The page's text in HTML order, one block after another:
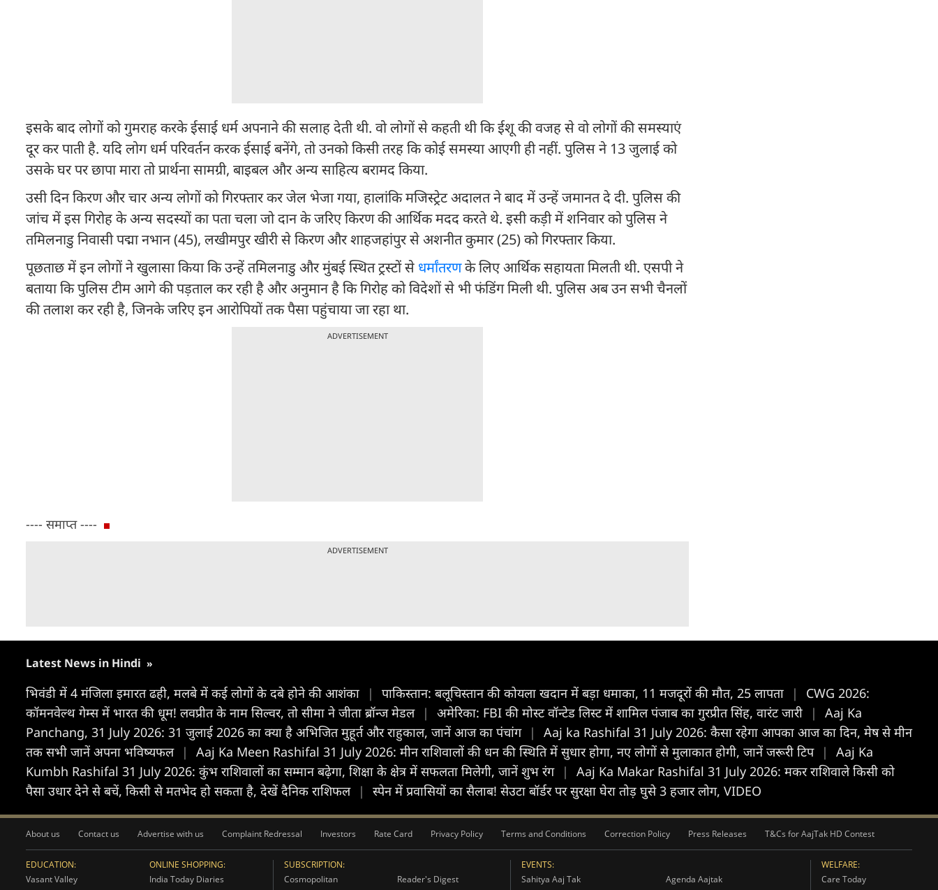
इसके बाद लोगों को गुमराह करके ईसाई धर्म अपनाने की सलाह देती थी. वो लोगों से कहती थी कि ईशू की वजह से वो लोगों की समस्याएं
दूर कर पाती है. यदि लोग धर्म परिवर्तन करक ईसाई बनेंगे, तो उनको किसी तरह कि कोई समस्या आएगी ही नहीं. पुलिस ने 13 जुलाई को
उसके घर पर छापा मारा तो प्रार्थना सामग्री, बाइबल और अन्य साहित्य बरामद किया.
उसी दिन किरण और चार अन्य लोगों को गिरफ्तार कर जेल भेजा गया, हालांकि मजिस्ट्रेट अदालत ने बाद में उन्हें जमानत दे दी. पुलिस की
जांच में इस गिरोह के अन्य सदस्यों का पता चला जो दान के जरिए किरण की आर्थिक मदद करते थे. इसी कड़ी में शनिवार को पुलिस ने
तमिलनाडु निवासी पद्मा नभान (45), लखीमपुर खीरी से किरण और शाहजहांपुर से अशनीत कुमार (25) को गिरफ्तार किया.
पूछताछ में इन लोगों ने खुलासा किया कि उन्हें तमिलनाडु और मुंबई स्थित ट्रस्टों से धर्मांतरणके लिए आर्थिक सहायता मिलती थी. एसपी ने
बताया कि पुलिस टीम आगे की पड़ताल कर रही है और अनुमान है कि गिरोह को विदेशों से भी फंडिंग मिली थी. पुलिस अब उन सभी चैनलों
की तलाश कर रही है, जिनके जरिए इन आरोपियों तक पैसा पहुंचाया जा रहा था.
ADVERTISEMENT
---- समाप्त ----
ADVERTISEMENT
Latest News in Hindi »
भिवंडी में 4 मंजिला इमारत ढही, मलबे में कई लोगों के दबे होने की आशंका | पाकिस्तान: बलूचिस्तान की कोयला खदान में बड़ा धमाका, 11 मजदूरों की मौत, 25 लापता |
CWG 2026:
कॉमनवेल्थ गेम्स में भारत की धूम! लवप्रीत के नाम सिल्वर, तो सीमा ने जीता ब्रॉन्ज मेडल | अमेरिका: FBI की मोस्ट वॉन्टेड लिस्ट में शामिल पंजाब का गुरप्रीत सिंह, वारंट जारी |
Aaj Ka
Panchang, 31 July 2026: 31 जुलाई 2026 का क्या है अभिजित मुहूर्त और राहुकाल, जानें आज का पंचांग |
Aaj ka Rashifal 31 July 2026: कैसा रहेगा आपका आज का द‍िन, मेष से मीन
तक सभी जानें अपना भविष्यफल | Aaj Ka Meen Rashifal 31 July 2026: मीन राशिवालों की धन की स्थिति में सुधार होगा, नए लोगों से मुलाकात होगी, जानें जरूरी टिप |
Aaj Ka
Kumbh Rashifal 31 July 2026: कुंभ राशिवालों का सम्मान बढ़ेगा, शिक्षा के क्षेत्र में सफलता मिलेगी, जानें शुभ रंग |
Aaj Ka Makar Rashifal 31 July 2026: मकर राशिवाले किसी को
पैसा उधार देने से बचें, किसी से मतभेद हो सकता है, देखें दैनिक राशिफल | स्पेन में प्रवासियों का सैलाब! सेउटा बॉर्डर पर सुरक्षा घेरा तोड़ घुसे 3 हजार लोग, VIDEO
About us Contact us Advertise with us Complaint Redressal Investors Rate Card Privacy Policy Terms and Conditions Correction Policy Press Releases T&Cs for AajTak HD Contest
EDUCATION:
Vasant Valley
ONLINE SHOPPING:
India Today Diaries
SUBSCRIPTION:
Cosmopolitan
Reader's Digest
EVENTS:
Sahitya Aaj Tak
Agenda Aajtak
WELFARE:
Care Today